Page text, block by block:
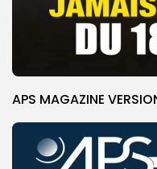
APS MAGAZINE